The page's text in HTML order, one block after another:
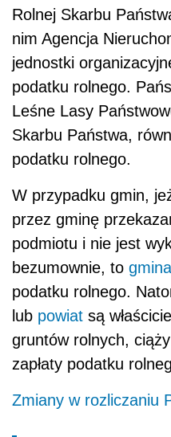
Rolnej Skarbu
nim Agencja
jednostki
podatku rolnego.
Leśne Lasy
Skarbu Państwa,
podatku rolnego.
W przypadku gmin,
przez gminę
podmiotu i nie jest
bezumownie, to gmina
podatku rolnego.
lub powiat są
gruntów rolnych,
zapłaty podatku
Zmiany w rozliczaniu